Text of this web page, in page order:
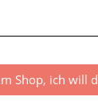
Shop, ich will